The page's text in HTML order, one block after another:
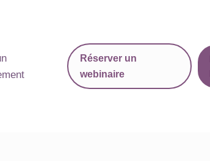
Réserver un
webinaire